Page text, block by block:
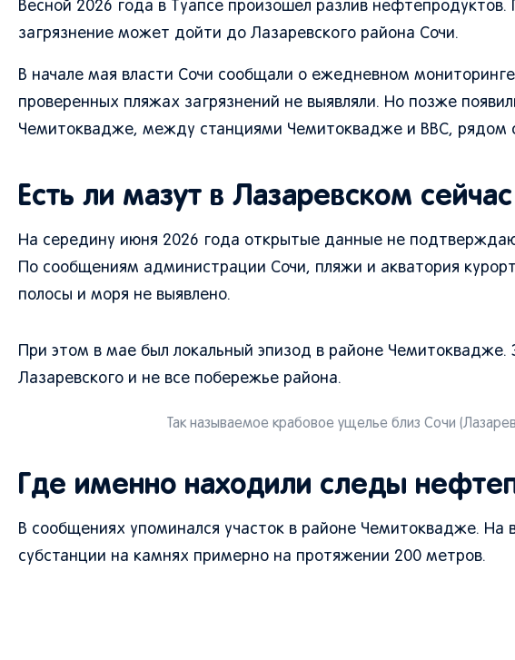
Весной 2026 года в Туапсе произошел разлив нефтепродуктов.
загрязнение может дойти до Лазаревского района Сочи.
В начале мая власти Сочи сообщали о ежедневном
проверенных пляжах загрязнений не выявляли. Но позже
Чемитоквадже, между станциями Чемитоквадже и ВВС, рядом
Есть ли мазут в Лазаревском сейчас
На середину июня 2026 года открытые данные не
По сообщениям администрации Сочи, пляжи и акватория
полосы и моря не выявлено.
При этом в мае был локальный эпизод в районе Чемитоквадже.
Лазаревского и не все побережье района.
Так называемое крабовое ущелье близ Сочи
Где именно находили следы
В сообщениях упоминался участок в районе Чемитоквадже. На
субстанции на камнях примерно на протяжении 200 метров.